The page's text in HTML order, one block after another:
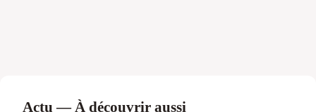
Actu — À découvrir aussi